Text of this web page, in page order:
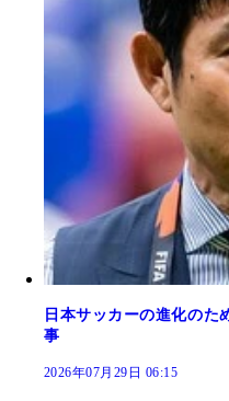
日本サッカーの進化のた
事
2026年07月29日 06:15